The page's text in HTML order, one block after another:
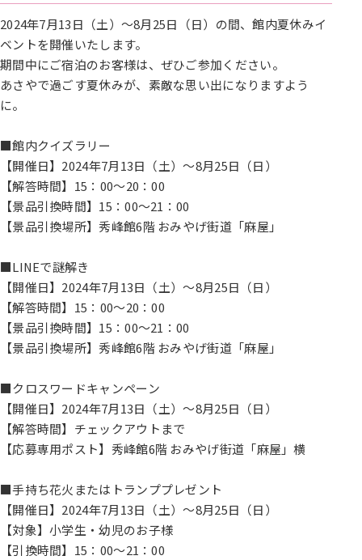
2024年7月13日（土）～8月25日（日）の間、館内夏休みイ
ベントを開催いたします。
期間中にご宿泊のお客様は、ぜひご参加ください。
あさやで過ごす夏休みが、素敵な思い出になりますよう
に。
■館内クイズラリー
【開催日】2024年7月13日（土）～8月25日（日）
【解答時間】15：00～20：00
【景品引換時間】15：00～21：00
【景品引換場所】秀峰館6階 おみやげ街道「麻屋」
■LINEで謎解き
【開催日】2024年7月13日（土）～8月25日（日）
【解答時間】15：00～20：00
【景品引換時間】15：00～21：00
【景品引換場所】秀峰館6階 おみやげ街道「麻屋」
■クロスワードキャンペーン
【開催日】2024年7月13日（土）～8月25日（日）
【解答時間】チェックアウトまで
【応募専用ポスト】秀峰館6階 おみやげ街道「麻屋」横
■手持ち花火またはトランププレゼント
【開催日】2024年7月13日（土）～8月25日（日）
【対象】小学生・幼児のお子様
【引換時間】15：00～21：00